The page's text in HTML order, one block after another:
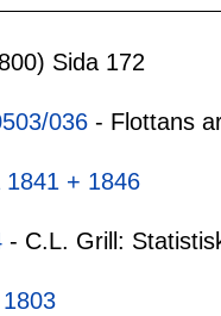
Sida 172
036 - Flottans
1841 + 1846
- C.L. Grill: